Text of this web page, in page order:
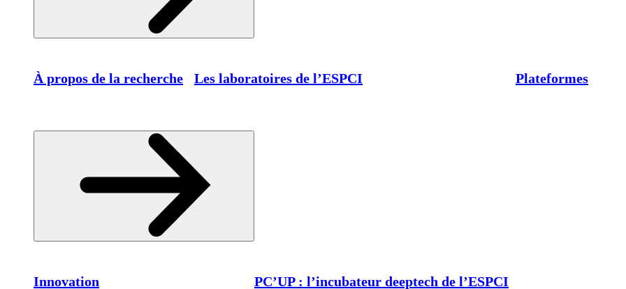
À propos de la recherche Les laboratoires de l’ESPCI Plateformes
Innovation PC’UP : l’incubateur deeptech de l’ESPCI